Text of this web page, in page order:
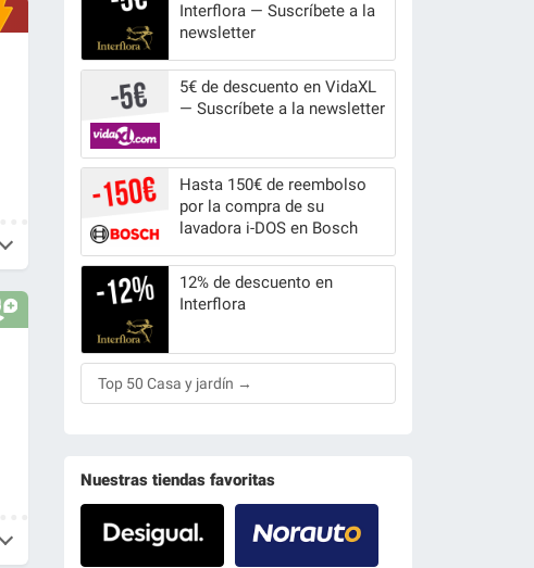
Interflora — Suscríbete a la
newsletter
5€ de descuento en VidaXL
— Suscríbete a la newsletter
Hasta 150€ de reembolso
por la compra de su
lavadora i-DOS en Bosch
12% de descuento en
Interflora
Top 50 Casa y jardín →
Nuestras tiendas favoritas